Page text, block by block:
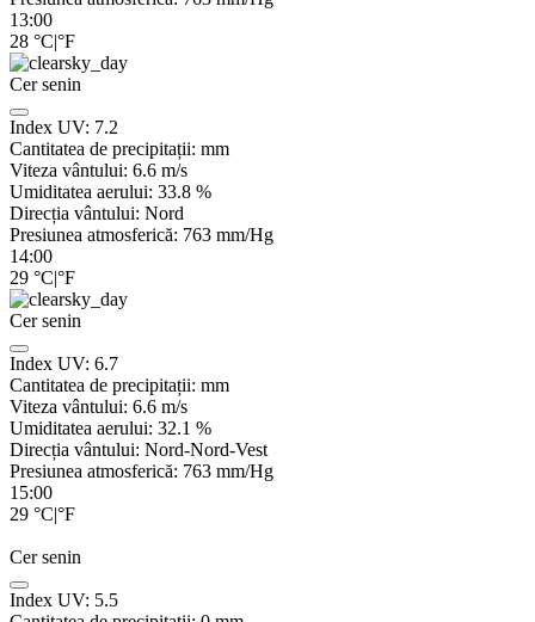
13:00
28 °C|°F
Cer senin
Index UV: 7.2
Cantitatea de precipitații: mm
Viteza vântului: 6.6 m/s
Umiditatea aerului: 33.8 %
Direcția vântului: Nord
Presiunea atmosferică: 763 mm/Hg
14:00
29 °C|°F
Cer senin
Index UV: 6.7
Cantitatea de precipitații: mm
Viteza vântului: 6.6 m/s
Umiditatea aerului: 32.1 %
Direcția vântului: Nord-Nord-Vest
Presiunea atmosferică: 763 mm/Hg
15:00
29 °C|°F
Cer senin
Index UV: 5.5